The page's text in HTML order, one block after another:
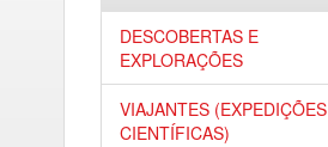
DESCOBERTAS E
EXPLORAÇÕES
VIAJANTES (EXPEDIÇÕES
CIENTÍFICAS)